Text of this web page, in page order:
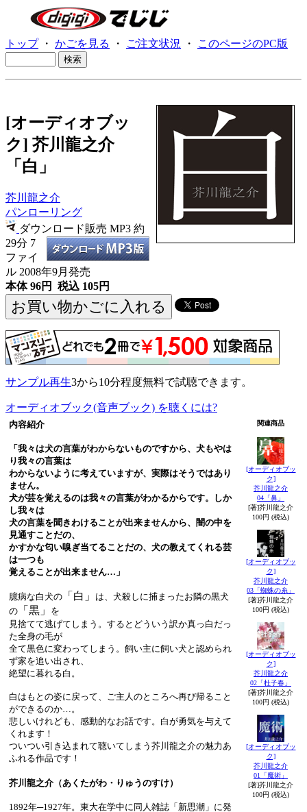
トップ・ かごを見る ・ ご注文状況 ・ このページのPC版
[オーディオブッ
ク] 芥川龍之介
「白」
芥川龍之介
パンローリング
ダウンロード販売 MP3 約
29分 7
ファイ
ル 2008年9月発売
本体 96円 税込 105円
サンプル再生3から10分程度無料で試聴できます。
オーディオブック(音声ブック) を聴くには?
内容紹介
「我々は犬の言葉がわからないものですから、犬もやは
り我々の言葉は
わからないように考えていますが、実際はそうではあり
ません。
犬が芸を覚えるのは我々の言葉がわかるからです。しか
し我々は
犬の言葉を聞きわけることが出来ませんから、闇の中を
見通すことだの、
かすかな匂い嗅ぎ当てることだの、犬の教えてくれる芸
は一つも
覚えることが出来ません…」
臆病な白犬の 「白」
は、犬殺しに捕まったお隣の黒犬
の 「黒」
を
見捨てて逃げてしまう。するとどういう訳か真っ白だっ
た全身の毛が
全て黒色に変わってしまう。飼い主に飼い犬と認められ
ず家を追い出され、
絶望に暮れる白。
白はもとの姿に戻って、ご主人のところへ再び帰ること
ができるのか…。
悲しいけれども、感動的なお話です。白が勇気を与えて
くれます！
ついつい引き込まれて聴いてしまう芥川龍之介の魅力あ
ふれる作品です！
芥川龍之介（あくたがわ・りゅうのすけ）
1892年─1927年。東大在学中に同人雑誌「新思潮」に発
関連商品
[オーディオブッ
ク]
芥川龍之介
04「鼻」
[著]芥川龍之介
100円 (税込)
[オーディオブッ
ク]
芥川龍之介
03「蜘蛛の糸」
[著]芥川龍之介
100円 (税込)
[オーディオブッ
ク]
芥川龍之介
02「杜子春」
[著]芥川龍之介
100円 (税込)
[オーディオブッ
ク]
芥川龍之介
01「魔術」
[著]芥川龍之介
100円 (税込)